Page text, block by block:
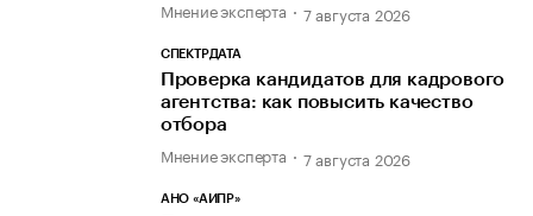
Мнение эксперта 7 августа 2026
СПЕКТРДАТА
Проверка кандидатов для кадрового
агентства: как повысить качество
отбора
Мнение эксперта 7 августа 2026
АНО «АИПР»